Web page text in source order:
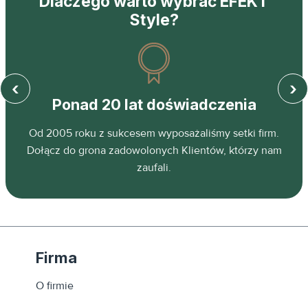
Style?
Ponad 20 lat doświadczenia
Od 2005 roku z sukcesem wyposażaliśmy setki firm.
Dołącz do grona zadowolonych Klientów, którzy nam
zaufali.
‹ ›
Firma
O firmie